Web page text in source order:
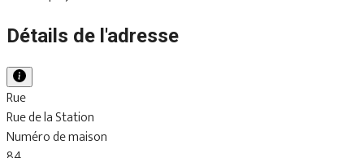
Détails de l'adresse
Rue
Rue de la Station
Numéro de maison